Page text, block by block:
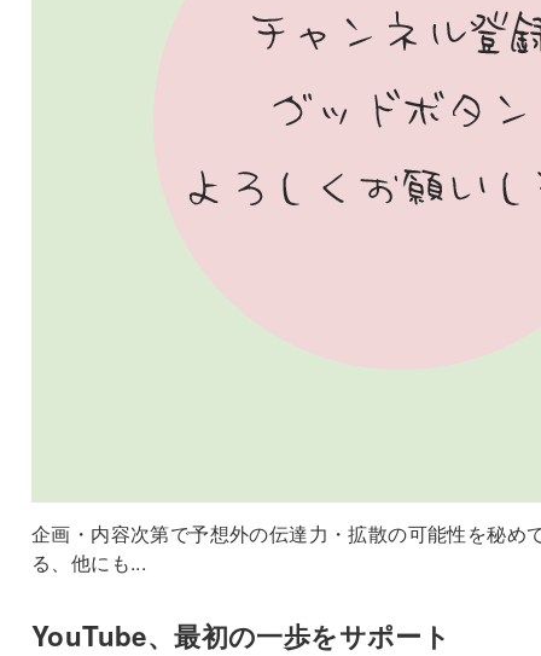
企画・内容次第で予想外の伝達力・拡散の可能性を秘め
る、他にも...
YouTube、最初の一歩をサポート